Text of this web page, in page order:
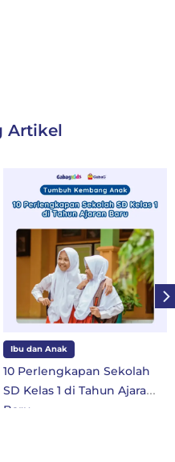
Artikel
Ibu dan Anak
10 Perlengkapan Sekolah
SD Kelas 1 di Tahun Ajaran
Baru